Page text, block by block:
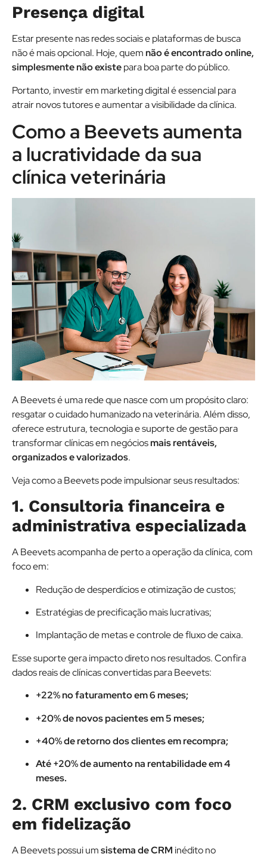
Presença digital
Estar presente nas redes sociais e plataformas de busca
não é mais opcional. Hoje, quem não é encontrado online,
simplesmente não existepara boa parte do público.
Portanto, investir em marketing digital é essencial para
atrair novos tutores e aumentar a visibilidade da clínica.
Como a Beevets aumenta
a lucratividade da sua
clínica veterinária
A Beevets é uma rede que nasce com um propósito claro:
resgatar o cuidado humanizado na veterinária. Além disso,
oferece estrutura, tecnologia e suporte de gestão para
transformar clínicas em negóciosmais rentáveis,
organizados e valorizados.
Veja como a Beevets pode impulsionar seus resultados:
1. Consultoria financeira e
administrativa especializada
A Beevets acompanha de perto a operação da clínica, com
foco em:
Redução de desperdícios e otimização de custos;
Estratégias de precificação mais lucrativas;
Implantação de metas e controle de fluxo de caixa.
Esse suporte gera impacto direto nos resultados. Confira
dados reais de clínicas convertidas para Beevets:
+22% no faturamento em 6 meses;
+20% de novos pacientes em 5 meses;
+40% de retorno dos clientes em recompra;
Até +20% de aumento na rentabilidade em 4
meses.
2. CRM exclusivo com foco
em fidelização
A Beevets possui umsistema de CRM inédito no